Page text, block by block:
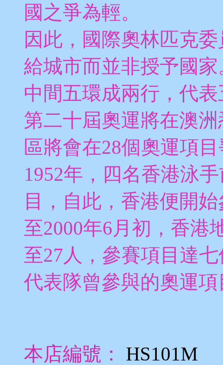
國之爭為輕。
因此，國際奧林匹克
給城市而並非授予國
中間五環成兩行，代
第二十屆奧運將在澳
區將會在28個奧運項
1952年，四名香港泳
目，自此，香港便開
至2000年6月初，香港
至27人，參賽項目達
代表隊曾參與的奧運項
本店編號：
HS101M